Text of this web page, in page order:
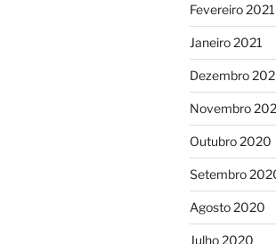
Fevereiro 2021
Janeiro 2021
Dezembro
Novembro
Outubro 2020
Setembro
Agosto 2020
Julho 2020